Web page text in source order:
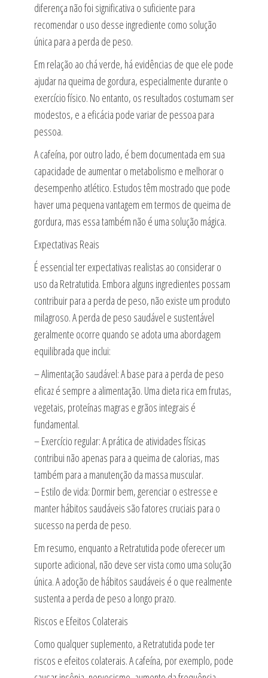
diferença não foi significativa o suficiente para
recomendar o uso desse ingrediente como solução
única para a perda de peso.
Em relação ao chá verde, há evidências de que ele pode
ajudar na queima de gordura, especialmente durante o
exercício físico. No entanto, os resultados costumam ser
modestos, e a eficácia pode variar de pessoa para
pessoa.
A cafeína, por outro lado, é bem documentada em sua
capacidade de aumentar o metabolismo e melhorar o
desempenho atlético. Estudos têm mostrado que pode
haver uma pequena vantagem em termos de queima de
gordura, mas essa também não é uma solução mágica.
Expectativas Reais
É essencial ter expectativas realistas ao considerar o
uso da Retratutida. Embora alguns ingredientes possam
contribuir para a perda de peso, não existe um produto
milagroso. A perda de peso saudável e sustentável
geralmente ocorre quando se adota uma abordagem
equilibrada que inclui:
– Alimentação saudável: A base para a perda de peso
eficaz é sempre a alimentação. Uma dieta rica em frutas,
vegetais, proteínas magras e grãos integrais é
fundamental.
– Exercício regular: A prática de atividades físicas
contribui não apenas para a queima de calorias, mas
também para a manutenção da massa muscular.
– Estilo de vida: Dormir bem, gerenciar o estresse e
manter hábitos saudáveis são fatores cruciais para o
sucesso na perda de peso.
Em resumo, enquanto a Retratutida pode oferecer um
suporte adicional, não deve ser vista como uma solução
única. A adoção de hábitos saudáveis é o que realmente
sustenta a perda de peso a longo prazo.
Riscos e Efeitos Colaterais
Como qualquer suplemento, a Retratutida pode ter
riscos e efeitos colaterais. A cafeína, por exemplo, pode